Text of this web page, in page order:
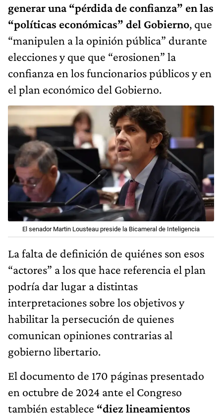
generar una “pérdida de confianza” en las
“políticas económicas” del Gobierno, que
“manipulen a la opinión pública” durante
elecciones y que que “erosionen” la
confianza en los funcionarios públicos y en
el plan económico del Gobierno.
El senador Martin Lousteau preside la Bicameral de Inteligencia
La falta de definición de quiénes son esos
“actores” a los que hace referencia el plan
podría dar lugar a distintas
interpretaciones sobre los objetivos y
habilitar la persecución de quienes
comunican opiniones contrarias al
gobierno libertario.
El documento de 170 páginas presentado
en octubre de 2024 ante el Congreso
también establece “diez lineamientos